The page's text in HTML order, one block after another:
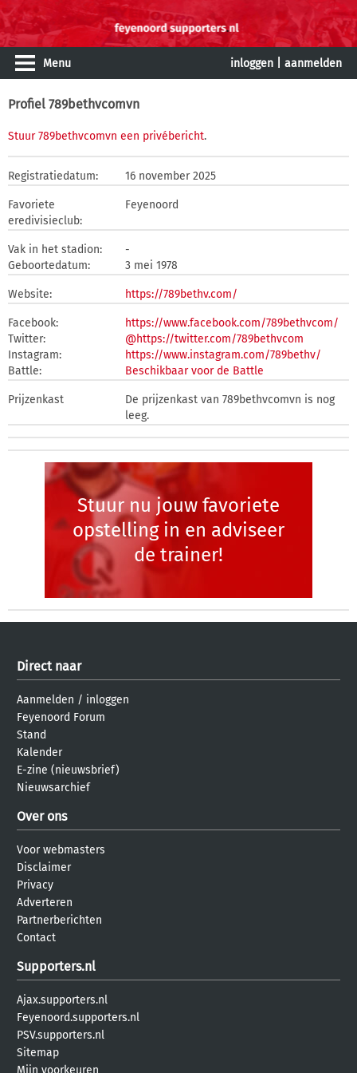
Menu inloggen aanmelden
Profiel 789bethvcomvn
Stuur 789bethvcomvn een privébericht.
Registratiedatum: 16 november 2025
Favoriete
eredivisieclub:
Feyenoord
Vak in het stadion:
-
Geboortedatum:
3 mei 1978
Website: https://789bethv.com/
Facebook:
https://www.facebook.com/789bethvcom/
Twitter:
@https://twitter.com/789bethvcom
Instagram:
https://www.instagram.com/789bethv/
Battle:
Beschikbaar voor de Battle
Prijzenkast
De prijzenkast van 789bethvcomvn is nog
leeg.
Stuur nu jouw favoriete
opstelling in en adviseer
de trainer!
Direct naar
Aanmelden / inloggen
Feyenoord Forum
Stand
Kalender
E-zine (nieuwsbrief)
Nieuwsarchief
Over ons
Voor webmasters
Disclaimer
Privacy
Adverteren
Partnerberichten
Contact
Supporters.nl
Ajax.supporters.nl
Feyenoord.supporters.nl
PSV.supporters.nl
Sitemap
Mijn voorkeuren